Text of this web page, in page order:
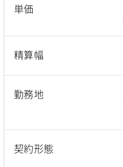
単価
精算幅
勤務地
契約形態